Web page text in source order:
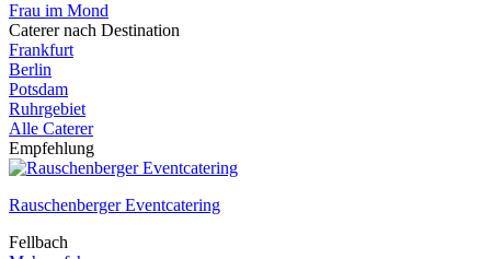
Frau im Mond
Caterer nach Destination
Frankfurt
Berlin
Potsdam
Ruhrgebiet
Alle Caterer
Empfehlung
Rauschenberger Eventcatering
Fellbach